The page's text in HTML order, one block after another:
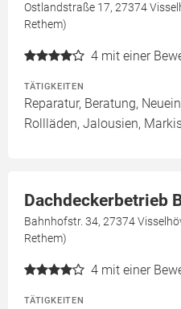
Ostlandstraße 17, 27374
Rethem)
4 mit einer
TÄTIGKEITEN
Reparatur, Beratung,
Rollläden, Jalousien,
Dachdeckerbetrieb
Bahnhofstr. 34, 27374
Rethem)
4 mit einer
TÄTIGKEITEN